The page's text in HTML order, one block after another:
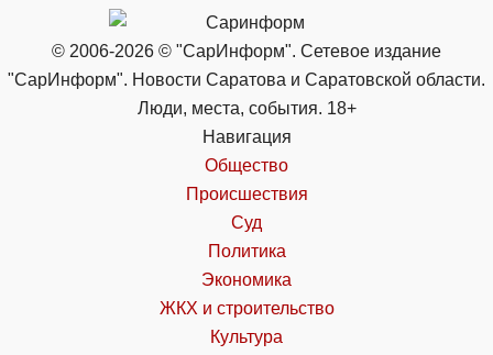
© 2006-2026 © "СарИнформ". Сетевое издание
"СарИнформ". Новости Саратова и Саратовской области.
Люди, места, события. 18+
Навигация
Общество
Происшествия
Суд
Политика
Экономика
ЖКХ и строительство
Культура